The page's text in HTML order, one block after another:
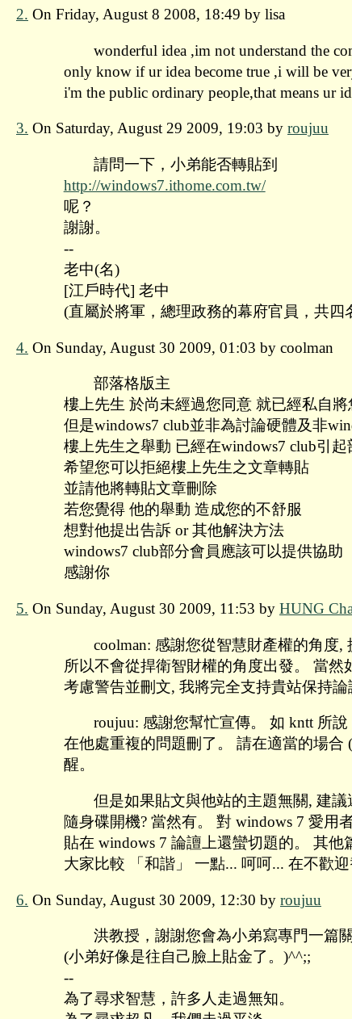
2. On Friday, August 8 2008, 18:49 by lisa
wonderful idea ,im not understand the
only know if ur idea become true ,i will be
i'm the public ordinary people,that means ur
3. On Saturday, August 29 2009, 19:03 by roujuu
請問一下，小弟能否轉貼到
http://windows7.ithome.com.tw/
呢？
謝謝。
--
老中(名)
[江戶時代] 老中
(直屬於將軍，總理政務的幕府官員，共四
4. On Sunday, August 30 2009, 01:03 by coolman
部落格版主
樓上先生 於尚未經過您同意 就已經私自
但是windows7 club並非為討論硬體及非
樓上先生之舉動 已經在windows7 club引
希望您可以拒絕樓上先生之文章轉貼
並請他將轉貼文章刪除
若您覺得 他的舉動 造成您的不舒服
想對他提出告訴 or 其他解決方法
windows7 club部分會員應該可以提供協助
感謝你
5. On Sunday, August 30 2009, 11:53 by HUNG
coolman: 感謝您從智慧財產權的角度
所以不會從捍衛智財權的角度出發。 當
考慮警告並刪文, 我將完全支持貴站保持
roujuu: 感謝您幫忙宣傳。 如 kntt 所
在他處重複的問題刪了。 請在適當的場
醒。
但是如果貼文與他站的主題無關, 建
隨身碟開機? 當然有。 對 windows 7 愛
貼在 windows 7 論譠上還蠻切題的。 其
大家比較 「和諧」 一點... 呵呵... 在不歡
6. On Sunday, August 30 2009, 12:30 by roujuu
洪教授，謝謝您會為小弟寫專門一篇
(小弟好像是往自己臉上貼金了。)^^;;
--
為了尋求智慧，許多人走過無知。